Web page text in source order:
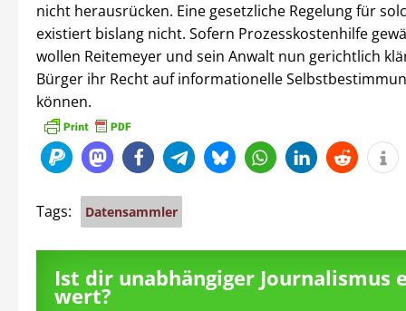
nicht herausrücken. Eine gesetzliche Regelung für
existiert bislang nicht. Sofern Prozesskostenhilfe
wollen Reitemeyer und sein Anwalt nun gerichtlich
Bürger ihr Recht auf informationelle
können.
Tags: Datensammler
Ist dir unabhängiger Journalismus
wert?